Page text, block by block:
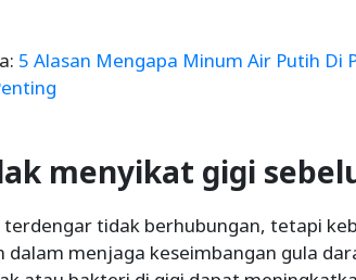
5 Alasan Mengapa Minum Air Putih Di
menyikat gigi
terdengar tidak berhubungan, tetapi
dalam menjaga keseimbangan gula